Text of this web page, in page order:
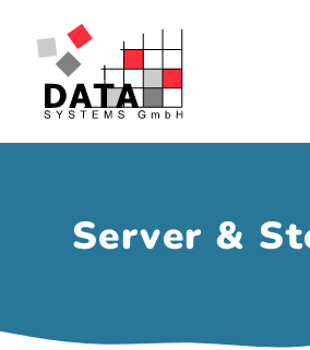
Inhalt
springen
Server &